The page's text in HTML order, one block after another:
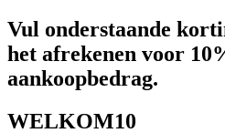
Vul onderstaande
het afrekenen voor
aankoopbedrag.
WELKOM10